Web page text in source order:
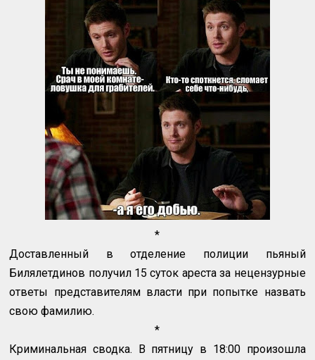
*
Доставленный в отделение полиции пьяный
Билялетдинов получил 15 суток ареста за нецензурные
ответы представителям власти при попытке назвать
свою фамилию.
*
Криминальная сводка. В пятницу в 18:00 произошла